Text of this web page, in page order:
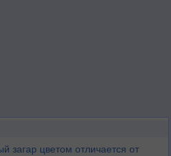
загар цветом отличается от